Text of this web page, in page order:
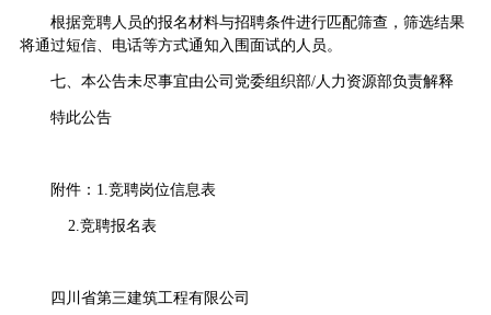
根据竞聘人员的报名材料与招聘条件进行匹配筛查，筛选结果
将通过短信、电话等方式通知入围面试的人员。
七、本公告未尽事宜由公司党委组织部/人力资源部负责解释
特此公告
附件：1.竞聘岗位信息表
2.竞聘报名表
四川省第三建筑工程有限公司